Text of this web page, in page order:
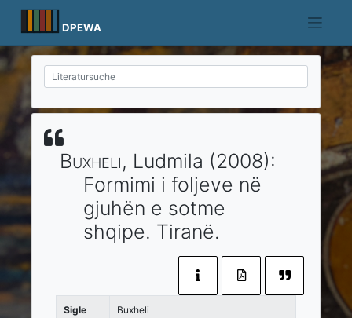
content
DPEWA
Buxheli, Ludmila (2008):
Formimi i foljeve në
gjuhën e sotme
shqipe. Tiranë.
Sigle Buxheli